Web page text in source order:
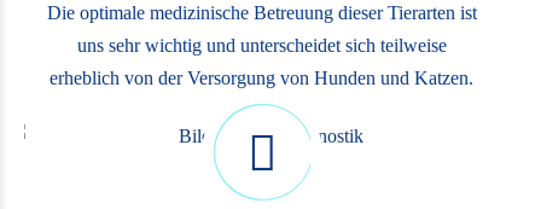
Die optimale medizinische Betreuung dieser Tierarten ist
uns sehr wichtig und unterscheidet sich teilweise
erheblich von der Versorgung von Hunden und Katzen.